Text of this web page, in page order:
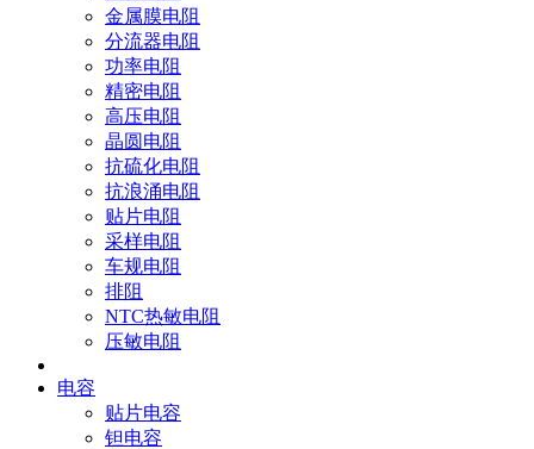
金属膜电阻
分流器电阻
功率电阻
精密电阻
高压电阻
晶圆电阻
抗硫化电阻
抗浪涌电阻
贴片电阻
采样电阻
车规电阻
排阻
NTC热敏电阻
压敏电阻
电容
贴片电容
钽电容